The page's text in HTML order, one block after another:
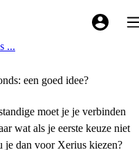
My
...
een goed idee?
moet je je verbinden
wat als je eerste keuze niet
je dan voor Xerius kiezen?